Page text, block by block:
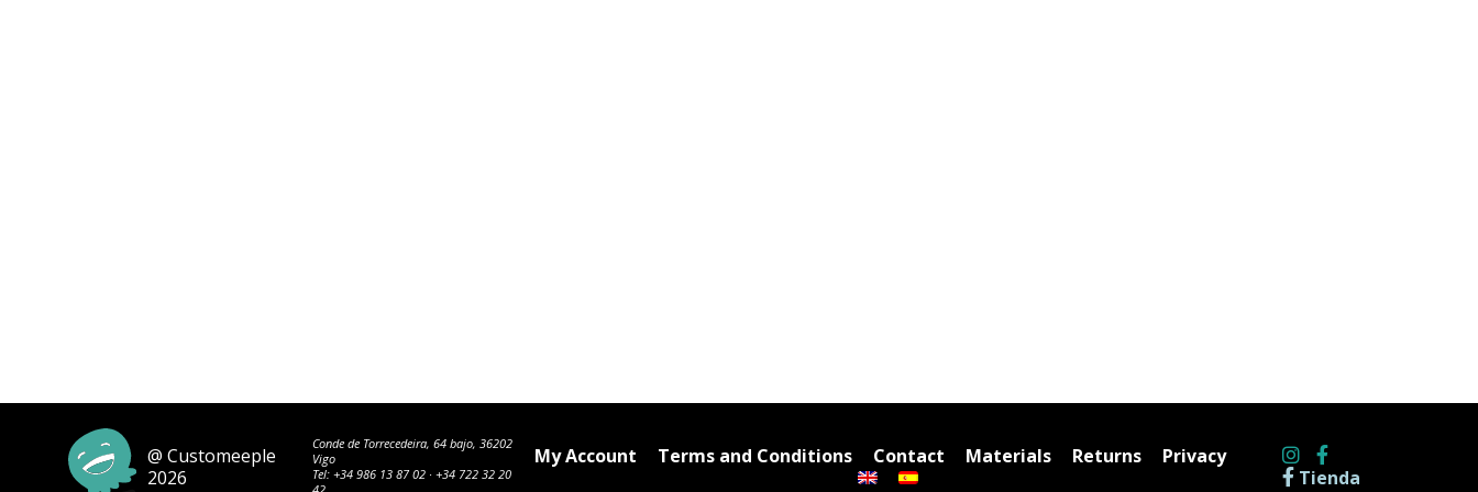
@ Customeeple
2026
Conde de Torrecedeira, 64 bajo, 36202
Vigo
Tel:+34 986 13 87 02 ·+34 722 32 20
My Account Terms and Conditions Contact Materials Returns
Privacy
Tienda